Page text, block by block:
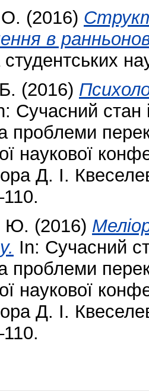
(2016)
в
студентських
(2016)
Сучасний стан
проблеми
наукової
Д. І.
Ю. (2016)
In: Сучасний
проблеми
наукової
Д. І.